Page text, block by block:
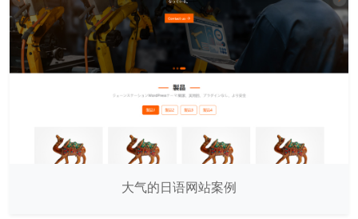
大气的日语网站案例